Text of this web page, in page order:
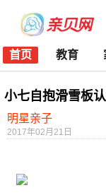
首页 教育
小七自抱滑雪板
明星亲子
2017年02月21日